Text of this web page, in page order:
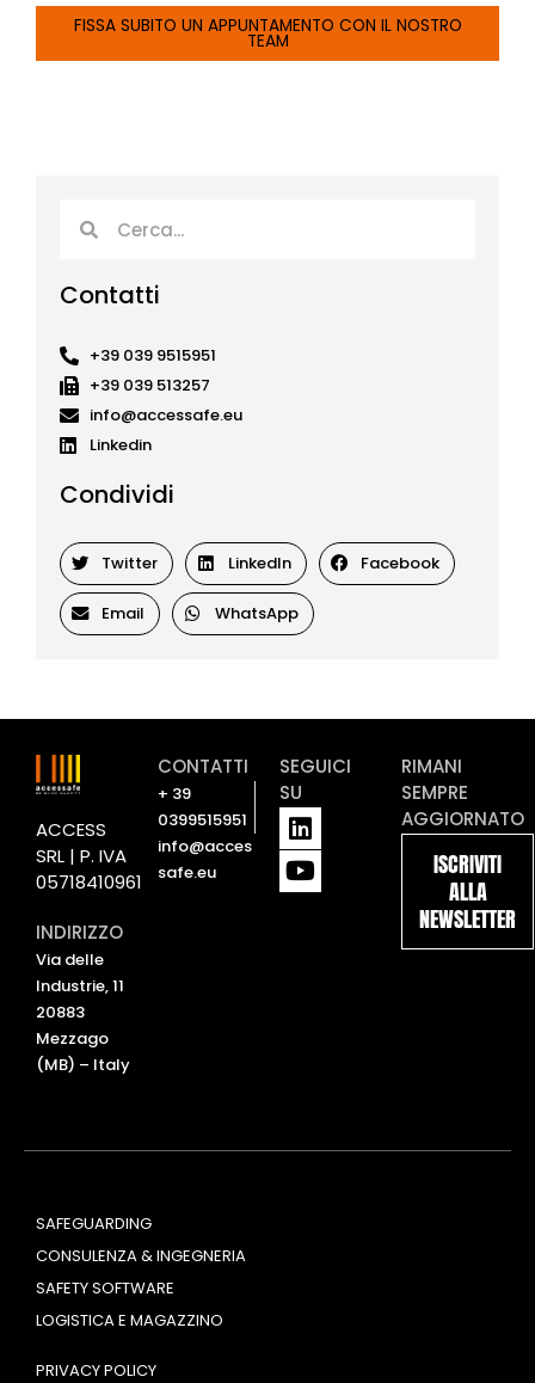
FISSA SUBITO UN APPUNTAMENTO CON IL NOSTRO
TEAM
Contatti
+39 039 9515951
+39 039 513257
info@accessafe.eu
Linkedin
Condividi
Twitter LinkedIn Facebook
Email WhatsApp
ACCESS
SRL | P. IVA
05718410961
INDIRIZZO
Via delle
Industrie, 11
20883
Mezzago
(MB) – Italy
CONTATTI
+ 39
0399515951
info@acces
safe.eu
SEGUICI
SU
L
i
n
k
Y
o
u
t
RIMANI
SEMPRE
AGGIORNATO
ISCRIVITI
ALLA
NEWSLETTER
SAFEGUARDING
CONSULENZA & INGEGNERIA
SAFETY SOFTWARE
LOGISTICA E MAGAZZINO
PRIVACY POLICY